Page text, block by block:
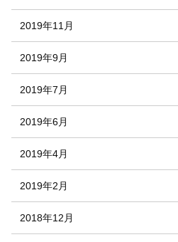
2019年11月
2019年9月
2019年7月
2019年6月
2019年4月
2019年2月
2018年12月